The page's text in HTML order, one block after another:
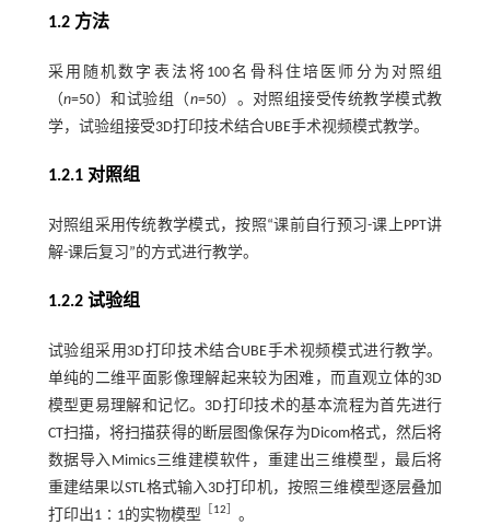
1.2 方法
采用随机数字表法将100名骨科住培医师分为对照组
（n=50）和试验组（n=50）。对照组接受传统教学模式教
学，试验组接受3D打印技术结合UBE手术视频模式教学。
1.2.1 对照组
对照组采用传统教学模式，按照“课前自行预习-课上PPT讲
解-课后复习”的方式进行教学。
1.2.2 试验组
试验组采用3D打印技术结合UBE手术视频模式进行教学。
单纯的二维平面影像理解起来较为困难，而直观立体的3D
模型更易理解和记忆。3D打印技术的基本流程为首先进行
CT扫描，将扫描获得的断层图像保存为Dicom格式，然后将
数据导入Mimics三维建模软件，重建出三维模型，最后将
重建结果以STL格式输入3D打印机，按照三维模型逐层叠加
打印出1∶1的实物模型 ［12］ 。